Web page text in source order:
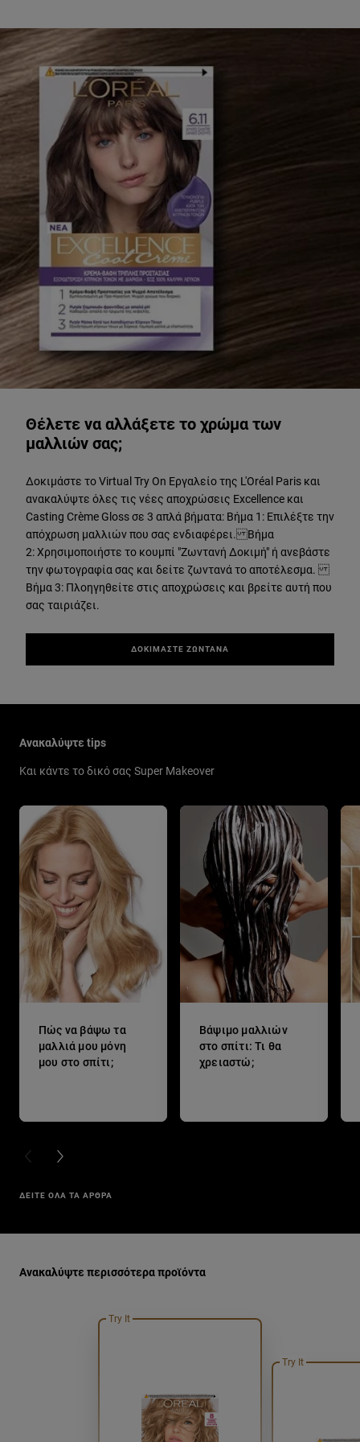
Θέλετε να αλλάξετε το χρώμα των
μαλλιών σας;
Δοκιμάστε το Virtual Try On Εργαλείο της L'Oréal Paris και
ανακαλύψτε όλες τις νέες αποχρώσεις Excellence και
Casting Crème Gloss σε 3 απλά βήματα: Βήμα 1: Επιλέξτε την
απόχρωση μαλλιών που σας ενδιαφέρει. Βήμα
2: Χρησιμοποιήστε το κουμπί "Ζωντανή Δοκιμή" ή ανεβάστε
την φωτογραφία σας και δείτε ζωντανά το αποτέλεσμα.
Βήμα 3: Πλοηγηθείτε στις αποχρώσεις και βρείτε αυτή που
σας ταιριάζει.
ΔΟΚΙΜΑΣΤΕ ΖΩΝΤΑΝΑ
Ανακαλύψτε tips
Και κάντε το δικό σας Super Makeover
Πώς να βάψω τα
μαλλιά μου μόνη
μου στο σπίτι;
Βάψιμο μαλλιών
στο σπίτι: Τι θα
χρειαστώ;
PREVIOUS CARD
NEXT CARD
ΔΕΙΤΕ ΟΛΑ ΤΑ ΑΡΘΡΑ
Ανακαλύψτε περισσότερα προϊόντα
Try It
Try It